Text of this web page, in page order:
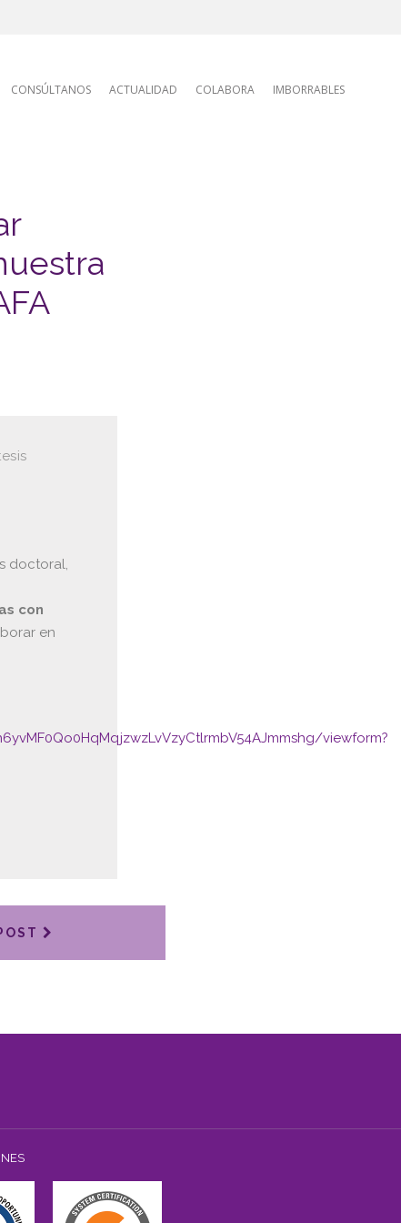
CONSÚLTANOS ACTUALIDAD COLABORA IMBORRABLES
doctoral,
con
en
viewform?